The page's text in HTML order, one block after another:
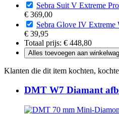
Sebra Suit V Extreme
€ 369,00
Sebra Glove IV Extreme
€ 39,95
Totaal prijs: € 448,80
Alles toevoegen aan
Klanten die dit item kochten,
DMT W7 Diamant